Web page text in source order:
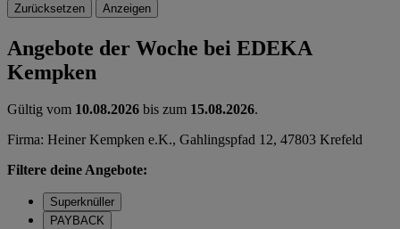
Zurücksetzen Anzeigen
Angebote der Woche bei EDEKA
Kempken
Gültig vom 10.08.2026 bis zum 15.08.2026.
Firma: Heiner Kempken e.K., Gahlingspfad 12, 47803 Krefeld
Filtere deine Angebote:
Superknüller
PAYBACK